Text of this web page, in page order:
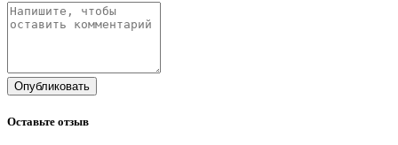
Опубликовать
Оставьте отзыв